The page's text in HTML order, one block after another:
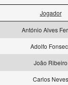
Jogador
António Alves
Adolfo
João Ribeiro
Carlos Neves